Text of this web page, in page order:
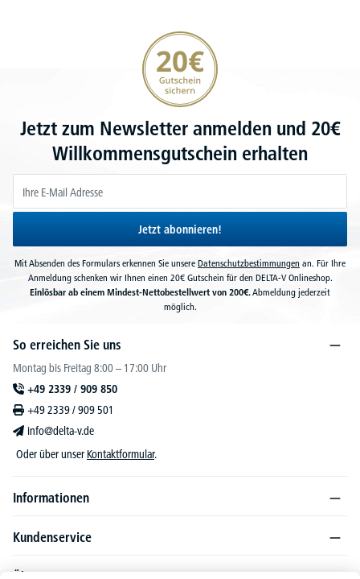
20€ Gutschein sichern
Jetzt zum Newsletter anmelden und 20€
Willkommensgutschein erhalten
Jetzt abonnieren!
Mit Absenden des Formulars erkennen Sie unsere Datenschutzbestimmungen an. Für Ihre
Anmeldung schenken wir Ihnen einen 20€ Gutschein für den DELTA-V Onlineshop.
Einlösbar ab einem Mindest-Nettobestellwert von 200€.Abmeldung jederzeit
möglich.
So erreichen Sie uns
Montag bis Freitag 8:00 – 17:00 Uhr
+49 2339 / 909 850
+49 2339 / 909 501
info@delta-v.de
Oder über unser Kontaktformular.
Informationen
Kundenservice